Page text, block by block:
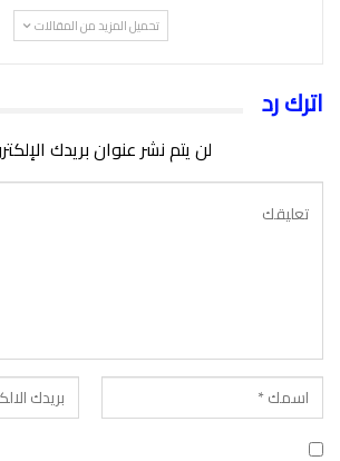
تحميل المزيد من المقالات
اترك رد
لن يتم نشر عنوان بريدك